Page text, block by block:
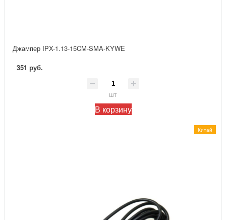
Джампер IPX-1.13-15CM-SMA-KYWE
351 руб.
шт
В корзину
Китай